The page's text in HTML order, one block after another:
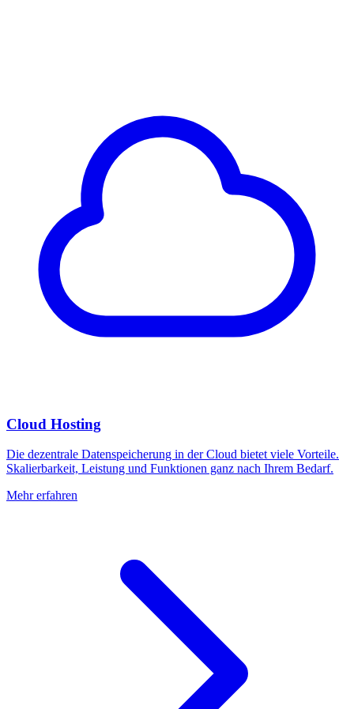
Cloud Hosting
Die dezentrale Datenspeicherung in der Cloud bietet viele Vorteile.
Skalierbarkeit, Leistung und Funktionen ganz nach Ihrem Bedarf.
Mehr erfahren